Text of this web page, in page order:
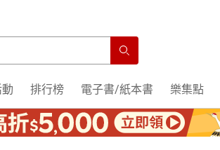
排行榜 電子書/紙本書 樂集點